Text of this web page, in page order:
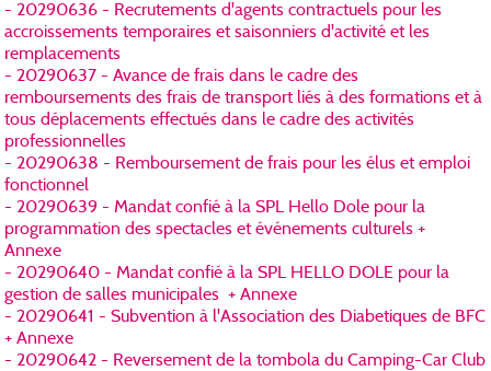
- 20290636 - Recrutements d'agents contractuels pour les
accroissements temporaires et saisonniers d'activité et les
remplacements
- 20290637 - Avance de frais dans le cadre des
remboursements des frais de transport liés à des formations et à
tous déplacements effectués dans le cadre des activités
professionnelles
- 20290638 - Remboursement de frais pour les élus et emploi
fonctionnel
- 20290639 - Mandat confié à la SPL Hello Dole pour la
programmation des spectacles et événements culturels +
Annexe
- 20290640 - Mandat confié à la SPL HELLO DOLE pour la
gestion de salles municipales + Annexe
- 20290641 - Subvention à l'Association des Diabetiques de BFC
+ Annexe
- 20290642 - Reversement de la tombola du Camping-Car Club